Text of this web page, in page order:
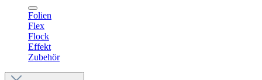
Folien
Flex
Flock
Effekt
Zubehör